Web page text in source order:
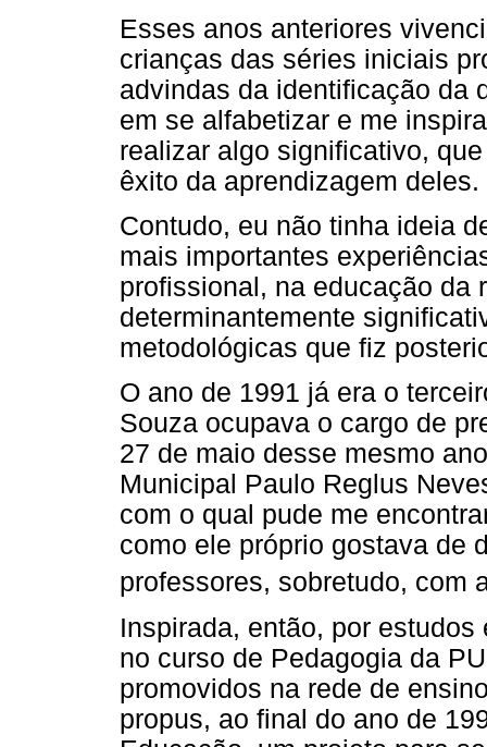
Esses anos anteriores
crianças das séries iniciais
advindas da identificação da
em se alfabetizar e me
realizar algo significativo,
êxito da aprendizagem deles.
Contudo, eu não tinha ideia
mais importantes
profissional, na educação da
determinantemente
metodológicas que fiz
O ano de 1991 já era o
Souza ocupava o cargo de
27 de maio desse mesmo
Municipal Paulo Reglus
com o qual pude me
como ele próprio gostava de
professores, sobretudo, com
Inspirada, então, por
no curso de Pedagogia da
promovidos na rede de
propus, ao final do ano de